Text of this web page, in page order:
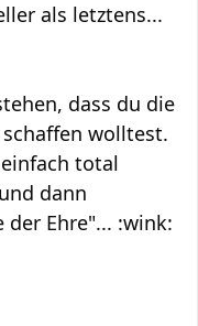
als letztens...
dass du die
wolltest.
total
dann
der Ehre"... :wink: